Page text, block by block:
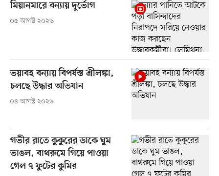
মিয়ানমারে বন্যায় দুর্ভোগ
০৫ আগস্ট ২০২৬
ভয়াবহ বন্যায় বিপর্যস্ত শ্রীলঙ্কা,
চলছে উদ্ধার অভিযান
০৪ আগস্ট ২০২৬
গভীর রাতে কুকুরের ডাকে ঘুম
ভাঙল, বাথরুমে গিয়ে পাওয়া
গেল ৭ ফুটের কুমির